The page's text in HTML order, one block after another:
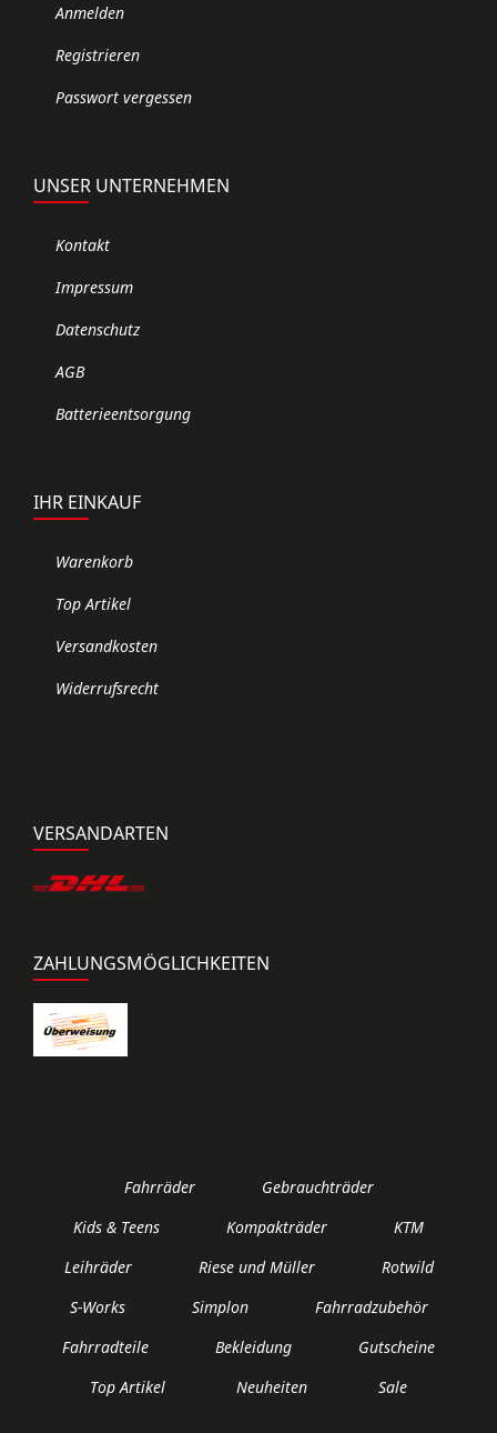
Anmelden
Registrieren
Passwort vergessen
UNSER UNTERNEHMEN
Kontakt
Impressum
Datenschutz
AGB
Batterieentsorgung
IHR EINKAUF
Warenkorb
Top Artikel
Versandkosten
Widerrufsrecht
VERSANDARTEN
ZAHLUNGSMÖGLICHKEITEN
Fahrräder
Gebrauchträder
Kids & Teens
Kompakträder
KTM
Leihräder
Riese und Müller
Rotwild
S-Works
Simplon
Fahrradzubehör
Fahrradteile
Bekleidung
Gutscheine
Top Artikel
Neuheiten Sale